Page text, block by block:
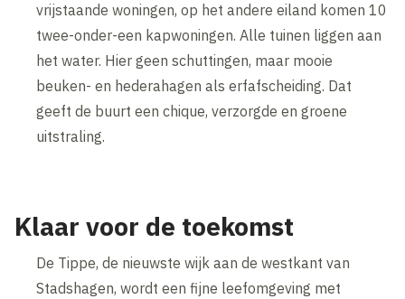
vrijstaande woningen, op het andere eiland komen 10
twee-onder-een kapwoningen. Alle tuinen liggen aan
het water. Hier geen schuttingen, maar mooie
beuken- en hederahagen als erfafscheiding. Dat
geeft de buurt een chique, verzorgde en groene
uitstraling.
Klaar voor de toekomst
De Tippe, de nieuwste wijk aan de westkant van
Stadshagen, wordt een fijne leefomgeving met